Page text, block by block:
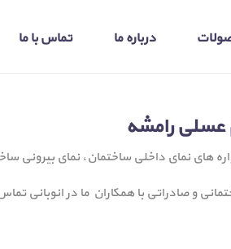
درباره ما تماس با ما
عسلی رامشه
های نمای داخلی ساختمان، نمای بیرونی
و صادراتی با همکاران ما در انوبانی